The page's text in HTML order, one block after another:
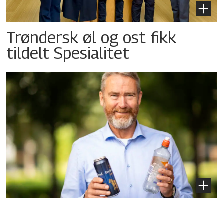
Trøndersk øl og ost fikk
tildelt Spesialitet